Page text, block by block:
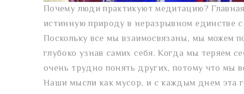
Почему люди практикуют медитацию?
истинную природу в неразрывном единстве
Поскольку все мы взаимосвязаны, мы можем
глубоко узнав самих себя. Когда мы теряем
очень трудно понять других, потому что мы
Наши мысли как мусор, и с каждым днем эта